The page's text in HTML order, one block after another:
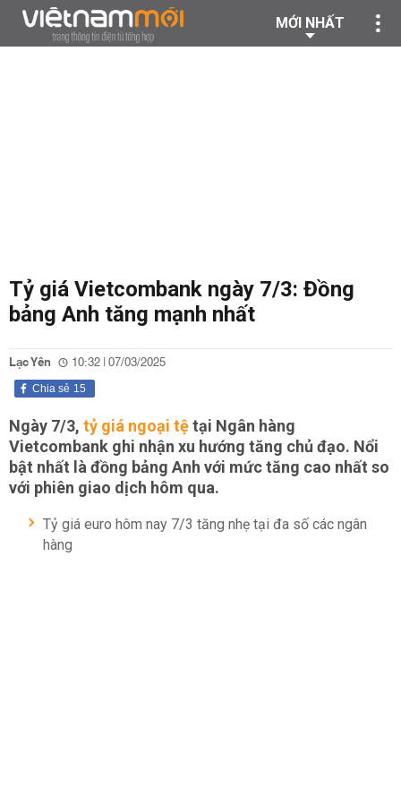
MỚI NHẤT
Tỷ giá Vietcombank ngày 7/3: Đồng
bảng Anh tăng mạnh nhất
Lạc Yên 10:32 | 07/03/2025
15
Chia sẻ
Ngày 7/3, tỷ giá ngoại tệtại Ngân hàng
Vietcombank ghi nhận xu hướng tăng chủ đạo. Nổi
bật nhất là đồng bảng Anh với mức tăng cao nhất so
với phiên giao dịch hôm qua.
Tỷ giá euro hôm nay 7/3 tăng nhẹ tại đa số các ngân
hàng